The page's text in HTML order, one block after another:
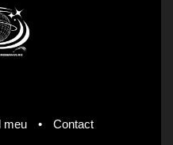
meu • Contact